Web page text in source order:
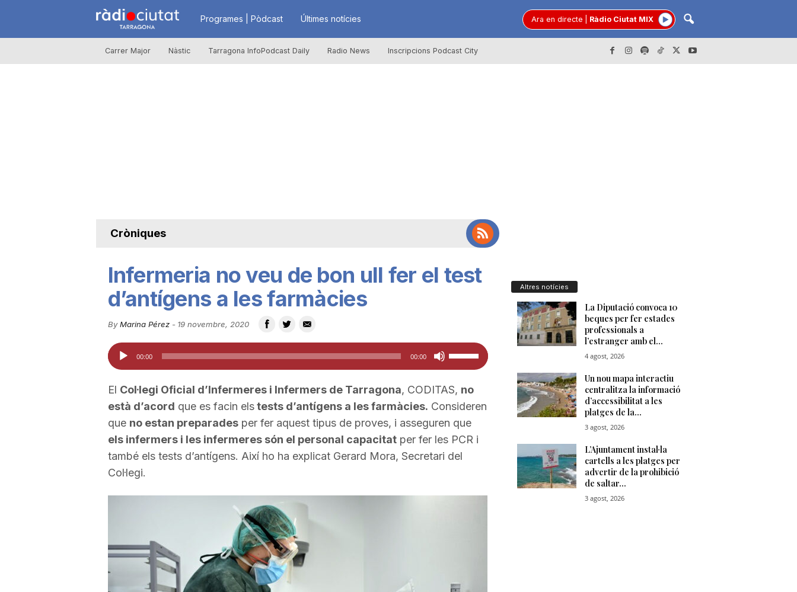
R
à
u
t
a
d
Programes | Pòdcast Últimes notícies Ara en directe Ràdio Ciutat MIX
Carrer Major Nàstic Tarragona InfoPodcast Daily Radio News Inscripcions Podcast City
Cròniques
Infermeria no veu de bon ull fer el test
d’antígens a les farmàcies
By Marina Pérez- 19 novembre, 2020
Reproductor
d'àudio
00:00 00:00
Feu
servir
les
tecles
de
fletxa
cap
el
El Col·legi Oficial d’Infermeres i Infermers de Tarragona, CODITAS, no
està d’acord que es facin elstests d’antígens a les farmàcies. Consideren
que no estan preparadesper fer aquest tipus de proves, i asseguren que
els infermers i les infermeres són el personal capacitatper fer les PCR i
també els tests d’antígens. Així ho ha explicat Gerard Mora, Secretari del
Col·legi.
Altres notícies